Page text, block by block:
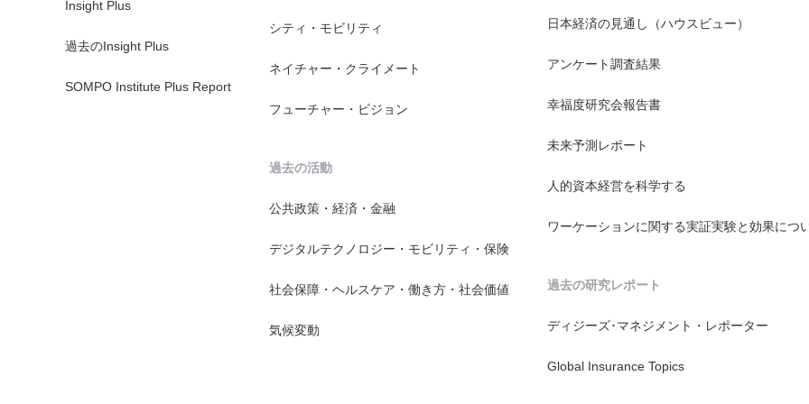
Insight Plus
過去のInsight Plus
SOMPO Institute Plus Report
シティ・モビリティ
ネイチャー・クライメート
フューチャー・ビジョン
過去の活動
公共政策・経済・金融
デジタルテクノロジー・モビリティ・保険
社会保障・ヘルスケア・働き方・社会価値
気候変動
日本経済の見通し（ハウスビュー）
アンケート調査結果
幸福度研究会報告書
未来予測レポート
人的資本経営を科学する
ワーケーションに関する実証実験と効果につ
過去の研究レポート
ディジーズ･マネジメント・レポーター
Global Insurance Topics